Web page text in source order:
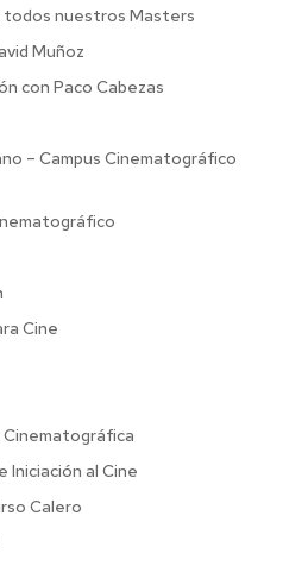
nuestros Masters
Muñoz
con Paco Cabezas
– Campus Cinematográfico
Cine
Iniciación al Cine
Calero